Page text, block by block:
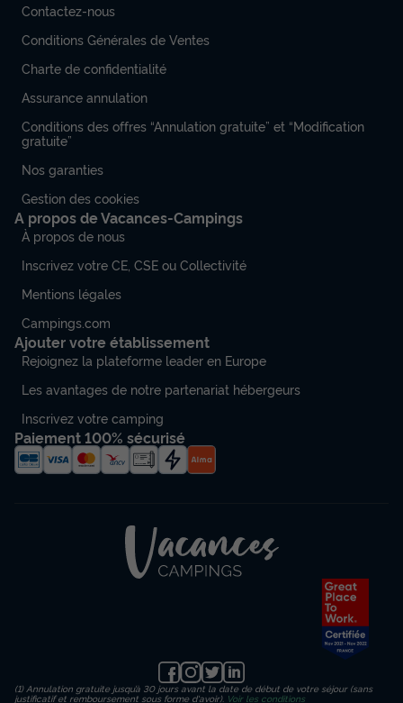
Contactez-nous
Conditions Générales de Ventes
Charte de confidentialité
Assurance annulation
Conditions des offres “Annulation gratuite” et “Modification
gratuite”
Nos garanties
Gestion des cookies
A propos de Vacances-Campings
À propos de nous
Inscrivez votre CE, CSE ou Collectivité
Mentions légales
Campings.com
Ajouter votre établissement
Rejoignez la plateforme leader en Europe
Les avantages de notre partenariat hébergeurs
Inscrivez votre camping
Paiement 100% sécurisé
(1) Annulation gratuite jusqu’à 30 jours avant la date de début de votre séjour (sans
justificatif et remboursement sous forme d'avoir). Voir les conditions